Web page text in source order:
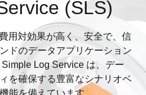
(SLS)
用対効果が高く、安全で、信
ドのデータアプリケーション
Log Service は、デー
を確保する豊富なシナリオベ
能を備えています。
新